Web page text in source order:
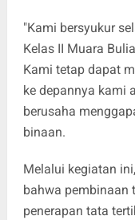
"Kami bersyukur
Kelas II Muara
Kami tetap dapat
ke depannya kami
berusaha
binaan.
Melalui kegiatan
bahwa pembinaan
penerapan tata